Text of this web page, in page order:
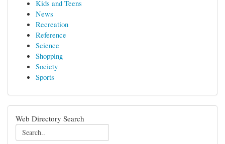
Kids and Teens
News
Recreation
Reference
Science
Shopping
Society
Sports
Web Directory Search